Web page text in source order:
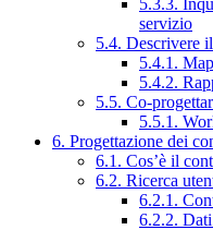
servizio
5.4. Descrivere
5.4.1.
5.4.2.
5.5. Co-
5.5.1.
6. Progettazione dei
6.1. Cos’è il
6.2. Ricerca
6.2.1.
6.2.2.